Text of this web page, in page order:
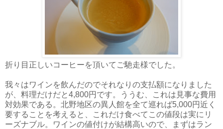
折り目正しいコーヒーを頂いてご馳走様でした。
我々はワインを飲んだのでそれなりの支払額になりました
が、料理だけだと4,800円です。ううむ、これは見事な費用
対効果である。北野地区の異人館を全て巡れば5,000円近く
要することを考えると、これだけ食べてこの値段は実にリ
ーズナブル。ワインの値付けが結構高いので、まずはラン